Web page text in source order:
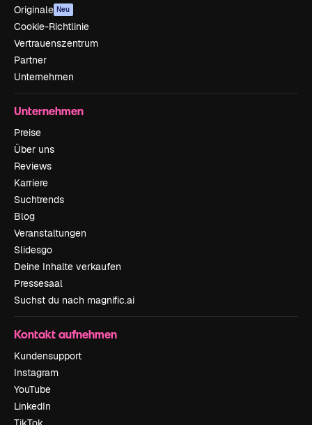
Originale Neu
Cookie-Richtlinie
Vertrauenszentrum
Partner
Unternehmen
Unternehmen
Preise
Über uns
Reviews
Karriere
Suchtrends
Blog
Veranstaltungen
Slidesgo
Deine Inhalte verkaufen
Pressesaal
Suchst du nach magnific.ai
Kontakt aufnehmen
Kundensupport
Instagram
YouTube
LinkedIn